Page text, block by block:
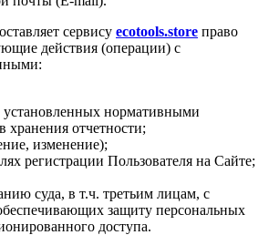
сервису ecotools.store право
действия (операции) с
установленных нормативными
хранения отчетности;
изменение);
регистрации Пользователя на Сайте;
суда, в т.ч. третьим лицам, с
защиту персональных
доступа.